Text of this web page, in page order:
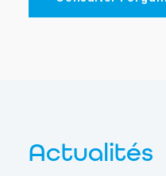
Actualités